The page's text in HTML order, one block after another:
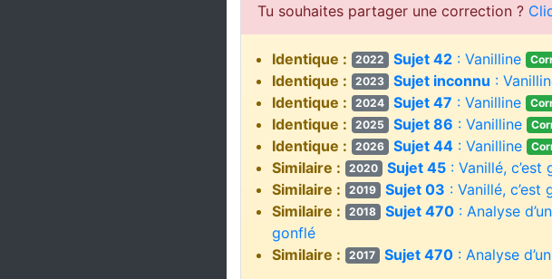
Tu souhaites partager une correction ?
Identique : 2022 Sujet 42 : Vanilline
Identique : 2023 Sujet inconnu :
Identique :
2024 Sujet 47 : Vanilline
Identique : 2025 Sujet 86 : Vanilline
Identique : 2026 Sujet 44 : Vanilline
Similaire : 2020 Sujet 45 : Vanillé,
Similaire : 2019 Sujet 03 : Vanillé,
Similaire : 2018 Sujet 470 : Analyse
gonflé
Similaire :
2017 Sujet 470 : Analyse